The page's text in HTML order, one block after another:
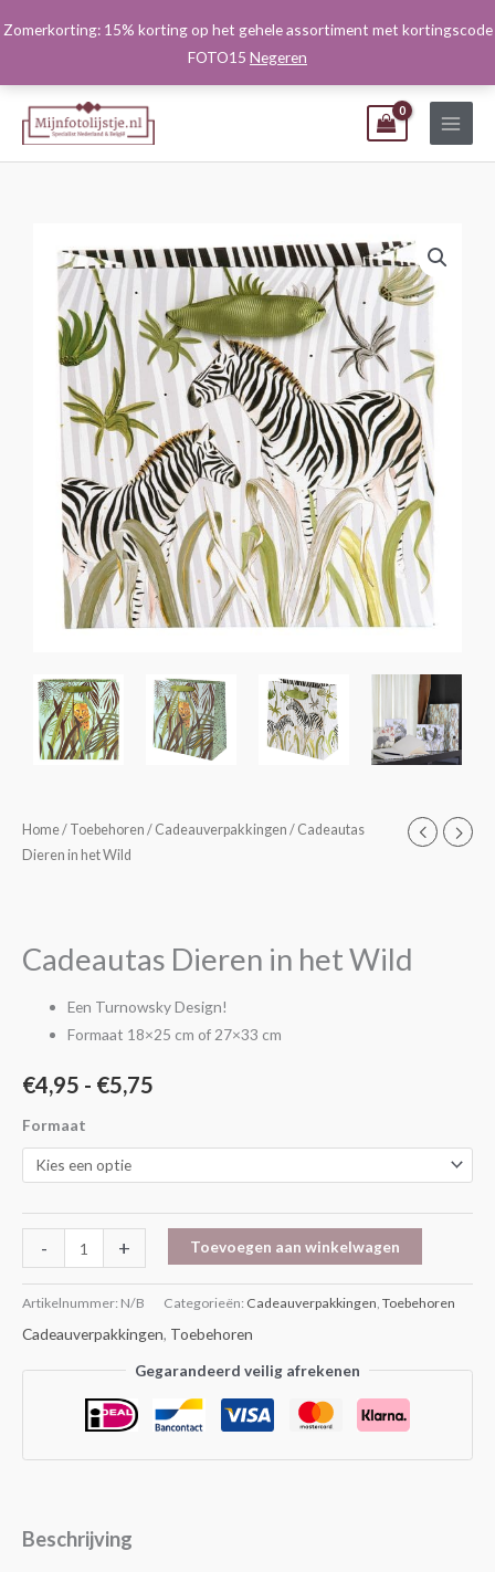
Zomerkorting: 15% korting op het gehele assortiment met kortingscode
FOTO15 Negeren
naar
Home/ Toebehoren / Cadeauverpakkingen / Cadeautas
Dieren in het Wild
Cadeautas Dieren in het Wild
Een Turnowsky Design!
Formaat 18×25 cm of 27×33 cm
€4,95 - €5,75
Prijsklasse:
€5,75
Formaat
-
Cadeautas
Dieren
aantal
+ Toevoegen aan winkelwagen
Artikelnummer: N/B Categorieën: Cadeauverpakkingen, Toebehoren
Cadeauverpakkingen, Toebehoren
Gegarandeerd veilig afrekenen
Beschrijving